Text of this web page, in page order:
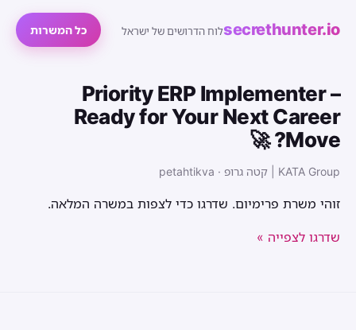
secrethunter.ioלוח הדרושים של ישראל כל המשרות
Priority ERP Implementer –
Ready for Your Next Career
Move? 🚀
KATA Group | קטה גרופ · petahtikva
זוהי משרת פרימיום. שדרגו כדי לצפות במשרה המלאה.
שדרגו לצפייה »